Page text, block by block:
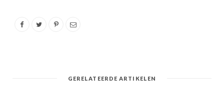
GERELATEERDE ARTIKELEN